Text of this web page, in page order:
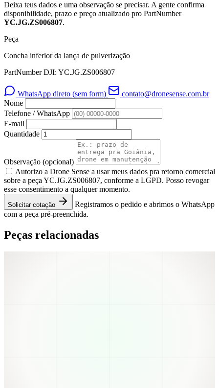
Deixa teus dados e uma observação se precisar. A gente confirma
disponibilidade, prazo e preço atualizado pro PartNumber
YC.JG.ZS006807.
Peça
Concha inferior da lança de pulverização
PartNumber DJI: YC.JG.ZS006807
WhatsApp direto (sem form)
contato@dronesense.com.br
Nome
Telefone / WhatsApp
E-mail
Quantidade
Observação (opcional)
Autorizo a Drone Sense a usar meus dados pra retorno comercial
sobre a peça YC.JG.ZS006807, conforme a LGPD. Posso revogar
esse consentimento a qualquer momento.
Solicitar cotação
Registramos o pedido e abrimos o WhatsApp
com a peça pré-preenchida.
Peças relacionadas